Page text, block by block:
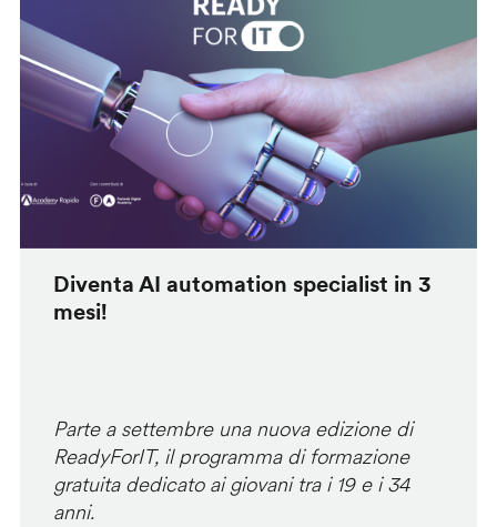
Diventa AI automation specialist in 3
mesi!
Parte a settembre una nuova edizione di
ReadyForIT, il programma di formazione
gratuita dedicato ai giovani tra i 19 e i 34
anni.